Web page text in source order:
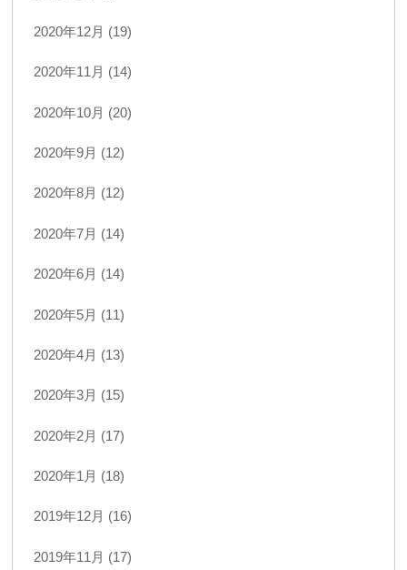
2020年12月 (19)
2020年11月 (14)
2020年10月 (20)
2020年9月 (12)
2020年8月 (12)
2020年7月 (14)
2020年6月 (14)
2020年5月 (11)
2020年4月 (13)
2020年3月 (15)
2020年2月 (17)
2020年1月 (18)
2019年12月 (16)
2019年11月 (17)